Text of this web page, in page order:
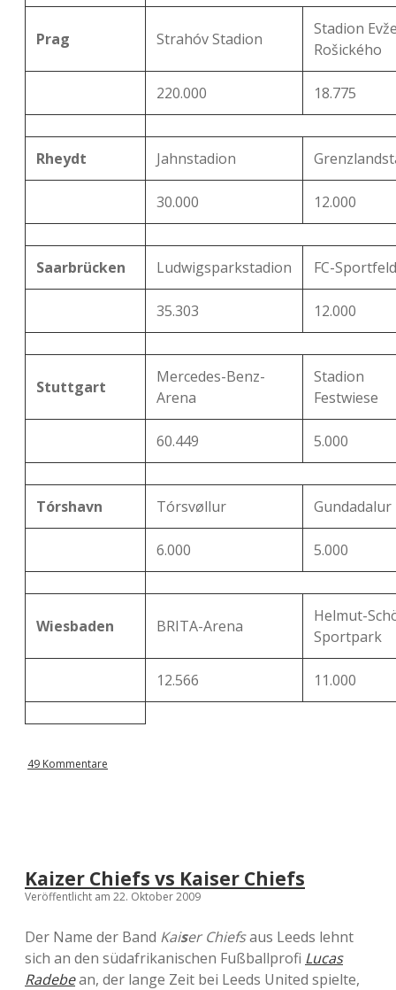
Prag Strahóv Stadion
Stadion
Rošického
220.000 18.775
Rheydt Jahnstadion
30.000 12.000
Saarbrücken Ludwigsparkstadion FC-Sportfeld
35.303 12.000
Stuttgart
Mercedes-Benz-
Arena
Stadion
Festwiese
60.449 5.000
Tórshavn Tórsvøllur Gundadalur
6.000 5.000
Wiesbaden BRITA-Arena
Helmut-
Sportpark
12.566 11.000
49 Kommentare
Kaizer Chiefs vs Kaiser Chiefs
Veröffentlicht am 22. Oktober 2009
Der Name der Band Kaiser Chiefsaus Leeds lehnt
sich an den südafrikanischen Fußballprofi Lucas
Radebean, der lange Zeit bei Leeds United spielte,